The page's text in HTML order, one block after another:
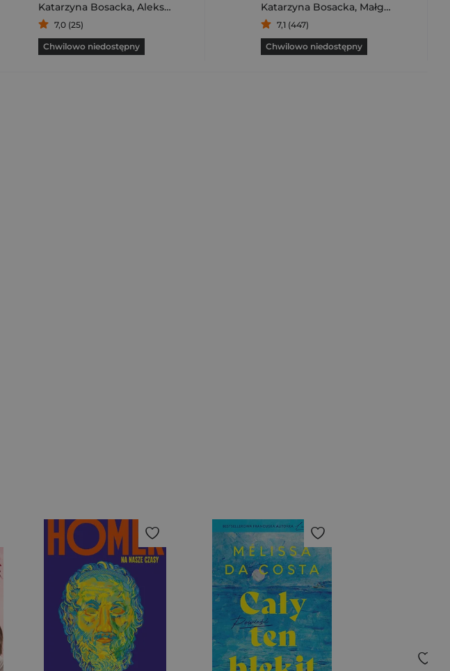
Katarzyna Bosacka, Aleksandra Misztal
7,0 (25)
Chwilowo niedostępny
Katarzyna Bosacka, Małgorzata Kozłowska-Wojciechowska
7,1 (447)
Chwilowo niedostępny